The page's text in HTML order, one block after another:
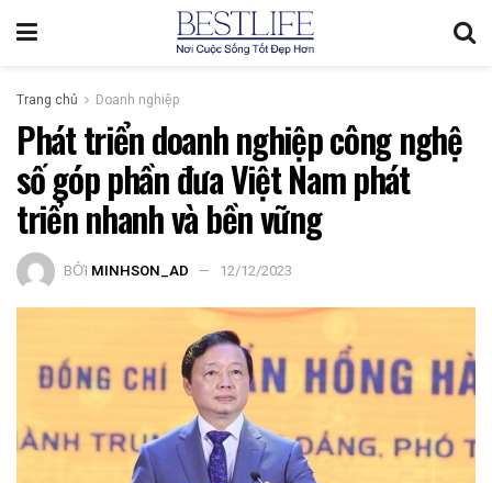
Trang chủ Doanh nghiệp
Phát triển doanh nghiệp công nghệ
số góp phần đưa Việt Nam phát
triển nhanh và bền vững
BỞI MINHSON_AD 12/12/2023